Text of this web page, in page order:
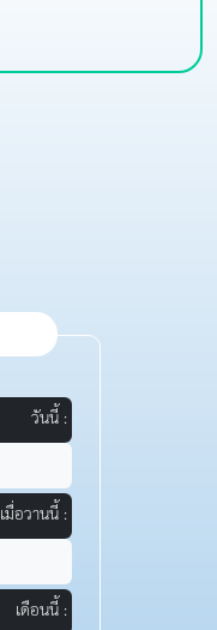
วันนี้ :
เมื่อวานนี้ :
เดือนนี้ :